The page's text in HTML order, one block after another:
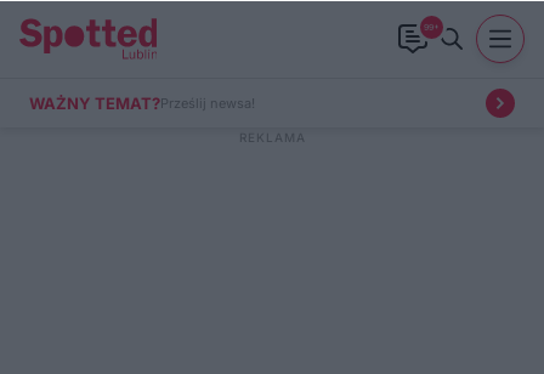
99+
WAŻNY TEMAT?Prześlij newsa!